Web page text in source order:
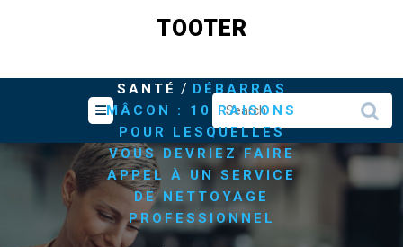
TOOTER
SANTÉ / DÉBARRAS
MÂCON : 10 RAISONS
POUR LESQUELLES
VOUS DEVRIEZ FAIRE
APPEL À UN SERVICE
DE NETTOYAGE
PROFESSIONNEL